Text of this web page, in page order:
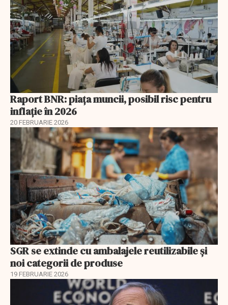
Raport BNR: piața muncii, posibil risc pentru
inflație în 2026
20 FEBRUARIE 2026
SGR se extinde cu ambalajele reutilizabile și
noi categorii de produse
19 FEBRUARIE 2026